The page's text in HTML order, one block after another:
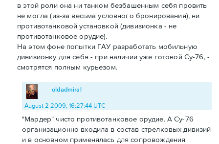
в этой роли она ни танком безбашенным себя провить
не могла (из-за весьма условного бронирования), ни
противотанковой установкой (дивизионка - не
противотанковое орудие).
На этом фоне попытки ГАУ разработать мобильную
дивизионку для себя - при наличии уже готовой Су-76, -
смотрятся полным курьезом.
oldadmiral
August 2 2009, 16:27:44 UTC
"Мардер" чисто противотанковое орудие. А Су-76
организационно входила в состав стрелковых дивизий
и в основном применялась для сопровождения